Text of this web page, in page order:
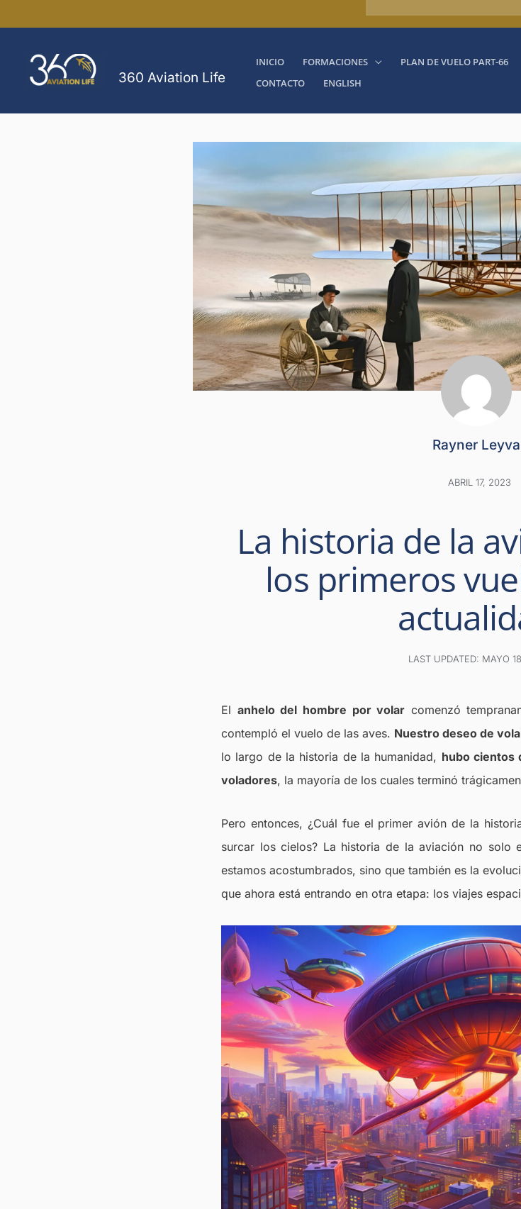
al
contenido
360 Aviation Life
INICIO FORMACIONES PLAN DE VUELO PART-66
CONTACTO
ENGLISH
Rayner Leyva
ABRIL 17, 2023
La historia de la
los primeros
LAST UPDATED: MAYO
El anhelo del hombre por volar comenzó
contempló el vuelo de las aves. Nuestro deseo de
lo largo de la historia de la humanidad, hubo cientos
voladores, la mayoría de los cuales terminó
Pero entonces, ¿Cuál fue el primer avión de la
surcar los cielos? La historia de la aviación no solo
estamos acostumbrados, sino que también es la
que ahora está entrando en otra etapa: los viajes